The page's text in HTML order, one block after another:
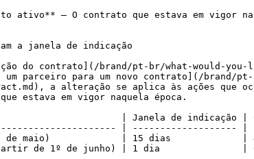
ativo** — O contrato que estava em vigor
a janela de indicação
do contrato](/brand/pt-br/what-would-
um parceiro para um novo contrato](/
a alteração se aplica às ações que
estava em vigor naquela época.
| Janela de indicação |
| ------------------- |
de maio)             | 15 dias             |
partir de 1º de junho) | 1 dia               |